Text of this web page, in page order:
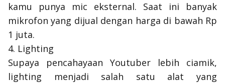
kamu punya mic eksternal. Saat ini banyak
mikrofon yang dijual dengan harga di bawah Rp
1 juta.
4. Lighting
Supaya pencahayaan Youtuber lebih ciamik,
lighting menjadi salah satu alat yang